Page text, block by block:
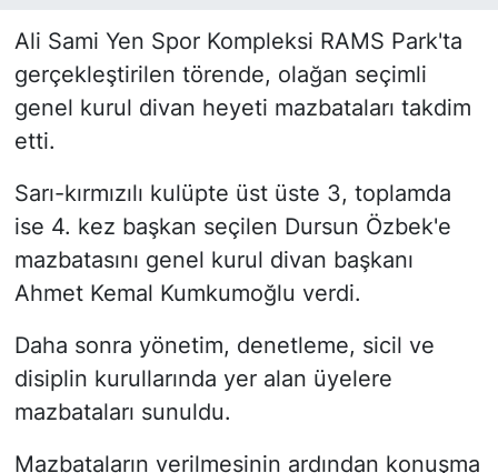
Ali Sami Yen Spor Kompleksi RAMS Park'ta
gerçekleştirilen törende, olağan seçimli
genel kurul divan heyeti mazbataları takdim
etti.
Sarı-kırmızılı kulüpte üst üste 3, toplamda
ise 4. kez başkan seçilen Dursun Özbek'e
mazbatasını genel kurul divan başkanı
Ahmet Kemal Kumkumoğlu verdi.
Daha sonra yönetim, denetleme, sicil ve
disiplin kurullarında yer alan üyelere
mazbataları sunuldu.
Mazbataların verilmesinin ardından konuşma